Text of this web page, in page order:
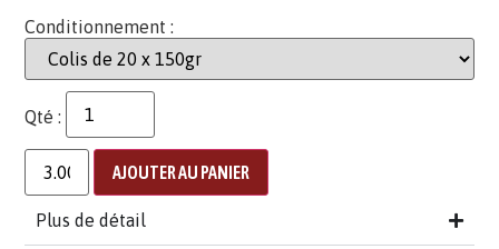
Conditionnement :
Qté :
AJOUTER AU PANIER
Plus de détail